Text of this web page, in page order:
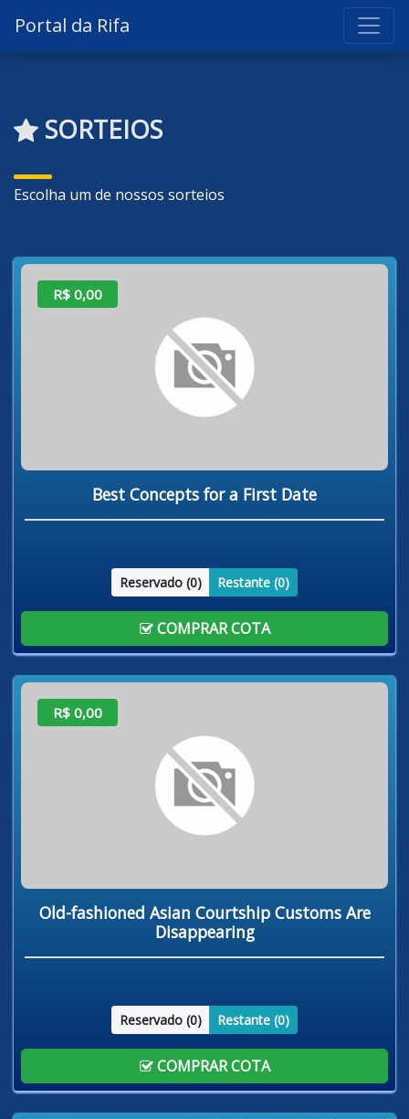
Portal da Rifa
SORTEIOS
Escolha um de nossos sorteios
R$ 0,00
Best Concepts for a First Date
Reservado (0) Restante (0)
COMPRAR COTA
R$ 0,00
Old-fashioned Asian Courtship Customs Are
Disappearing
Reservado (0) Restante (0)
COMPRAR COTA